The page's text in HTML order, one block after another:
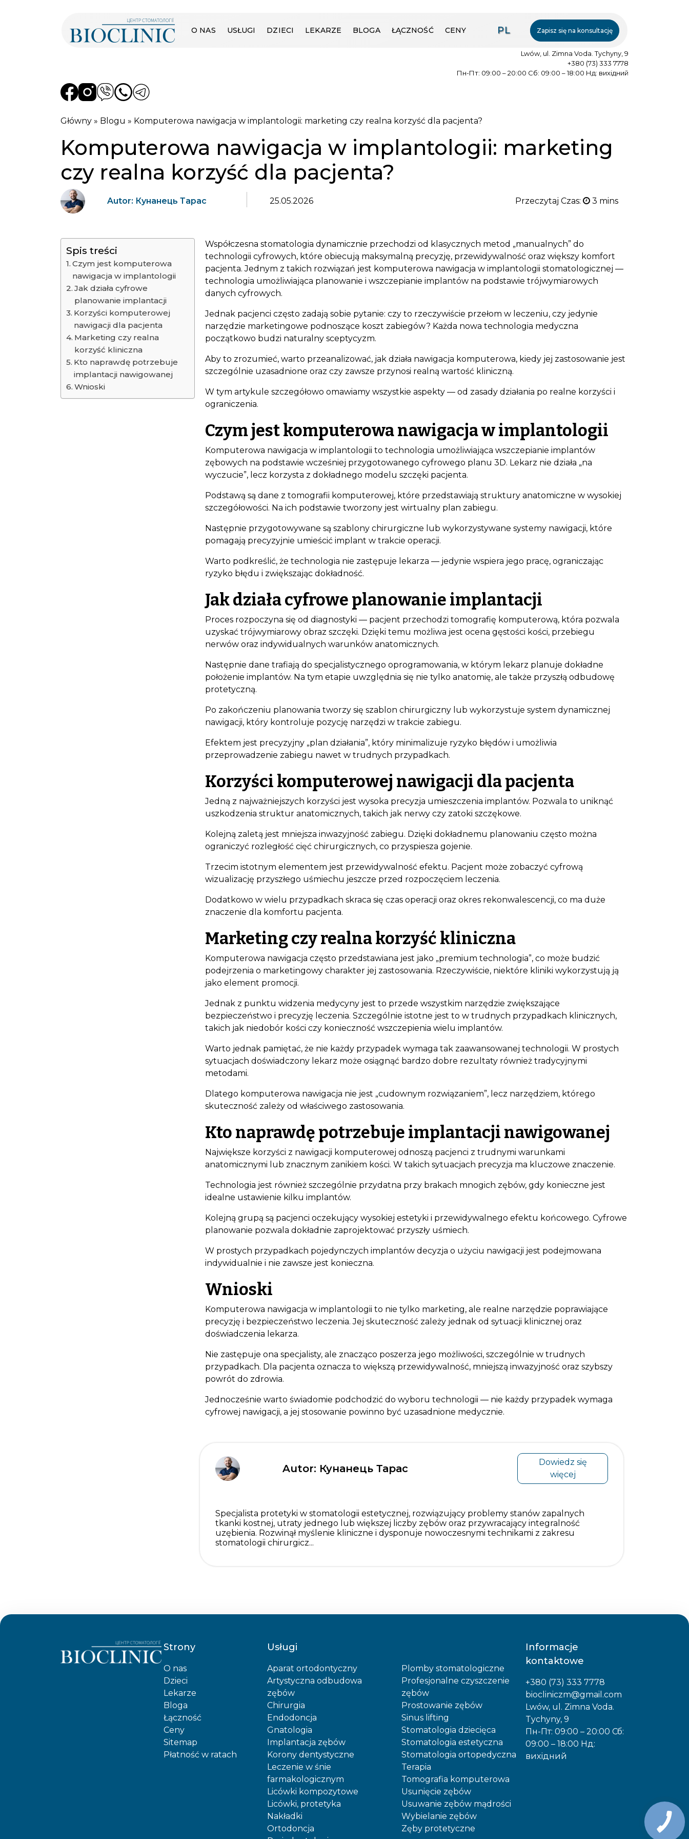
O NAS USŁUGI DZIECI LEKARZE BLOGA ŁĄCZNOŚĆ CENY PL Zapisz się na konsultację
Lwów, ul. Zimna Voda. Tychyny, 9
+380 (73) 333 7778
Пн-Пт: 09:00 – 20:00 Сб: 09:00 – 18:00 Нд: вихідний
Główny » Blogu » Komputerowa nawigacja w implantologii: marketing czy realna korzyść dla pacjenta?
Komputerowa nawigacja w implantologii: marketing
czy realna korzyść dla pacjenta?
Autor: Кунанець Тарас 25.05.2026 Przeczytaj Czas:
Spis treści
Czym jest komputerowa
nawigacja w implantologii
Jak działa cyfrowe
planowanie implantacji
Korzyści komputerowej
nawigacji dla pacjenta
Marketing czy realna
korzyść kliniczna
Kto naprawdę potrzebuje
implantacji nawigowanej
Wnioski
Współczesna stomatologia dynamicznie przechodzi od klasycznych metod „manualnych” do
technologii cyfrowych, które obiecują maksymalną precyzję, przewidywalność oraz większy komfort
pacjenta. Jednym z takich rozwiązań jest komputerowa nawigacja w implantologii stomatologicznej —
technologia umożliwiająca planowanie i wszczepianie implantów na podstawie trójwymiarowych
danych cyfrowych.
Jednak pacjenci często zadają sobie pytanie: czy to rzeczywiście przełom w leczeniu, czy jedynie
narzędzie marketingowe podnoszące koszt zabiegów? Każda nowa technologia medyczna
początkowo budzi naturalny sceptycyzm.
Aby to zrozumieć, warto przeanalizować, jak działa nawigacja komputerowa, kiedy jej zastosowanie jest
szczególnie uzasadnione oraz czy zawsze przynosi realną wartość kliniczną.
W tym artykule szczegółowo omawiamy wszystkie aspekty — od zasady działania po realne korzyści i
ograniczenia.
Czym jest komputerowa nawigacja w implantologii
Komputerowa nawigacja w implantologii to technologia umożliwiająca wszczepianie implantów
zębowych na podstawie wcześniej przygotowanego cyfrowego planu 3D. Lekarz nie działa „na
wyczucie”, lecz korzysta z dokładnego modelu szczęki pacjenta.
Podstawą są dane z tomografii komputerowej, które przedstawiają struktury anatomiczne w wysokiej
szczegółowości. Na ich podstawie tworzony jest wirtualny plan zabiegu.
Następnie przygotowywane są szablony chirurgiczne lub wykorzystywane systemy nawigacji, które
pomagają precyzyjnie umieścić implant w trakcie operacji.
Warto podkreślić, że technologia nie zastępuje lekarza — jedynie wspiera jego pracę, ograniczając
ryzyko błędu i zwiększając dokładność.
Jak działa cyfrowe planowanie implantacji
Proces rozpoczyna się od diagnostyki — pacjent przechodzi tomografię komputerową, która pozwala
uzyskać trójwymiarowy obraz szczęki. Dzięki temu możliwa jest ocena gęstości kości, przebiegu
nerwów oraz indywidualnych warunków anatomicznych.
Następnie dane trafiają do specjalistycznego oprogramowania, w którym lekarz planuje dokładne
położenie implantów. Na tym etapie uwzględnia się nie tylko anatomię, ale także przyszłą odbudowę
protetyczną.
Po zakończeniu planowania tworzy się szablon chirurgiczny lub wykorzystuje system dynamicznej
nawigacji, który kontroluje pozycję narzędzi w trakcie zabiegu.
Efektem jest precyzyjny „plan działania”, który minimalizuje ryzyko błędów i umożliwia
przeprowadzenie zabiegu nawet w trudnych przypadkach.
Korzyści komputerowej nawigacji dla pacjenta
Jedną z najważniejszych korzyści jest wysoka precyzja umieszczenia implantów. Pozwala to uniknąć
uszkodzenia struktur anatomicznych, takich jak nerwy czy zatoki szczękowe.
Kolejną zaletą jest mniejsza inwazyjność zabiegu. Dzięki dokładnemu planowaniu często można
ograniczyć rozległość cięć chirurgicznych, co przyspiesza gojenie.
Trzecim istotnym elementem jest przewidywalność efektu. Pacjent może zobaczyć cyfrową
wizualizację przyszłego uśmiechu jeszcze przed rozpoczęciem leczenia.
Dodatkowo w wielu przypadkach skraca się czas operacji oraz okres rekonwalescencji, co ma duże
znaczenie dla komfortu pacjenta.
Marketing czy realna korzyść kliniczna
Komputerowa nawigacja często przedstawiana jest jako „premium technologia”, co może budzić
podejrzenia o marketingowy charakter jej zastosowania. Rzeczywiście, niektóre kliniki wykorzystują ją
jako element promocji.
Jednak z punktu widzenia medycyny jest to przede wszystkim narzędzie zwiększające
bezpieczeństwo i precyzję leczenia. Szczególnie istotne jest to w trudnych przypadkach klinicznych,
takich jak niedobór kości czy konieczność wszczepienia wielu implantów.
Warto jednak pamiętać, że nie każdy przypadek wymaga tak zaawansowanej technologii. W prostych
sytuacjach doświadczony lekarz może osiągnąć bardzo dobre rezultaty również tradycyjnymi
metodami.
Dlatego komputerowa nawigacja nie jest „cudownym rozwiązaniem”, lecz narzędziem, którego
skuteczność zależy od właściwego zastosowania.
Kto naprawdę potrzebuje implantacji nawigowanej
Największe korzyści z nawigacji komputerowej odnoszą pacjenci z trudnymi warunkami
anatomicznymi lub znacznym zanikiem kości. W takich sytuacjach precyzja ma kluczowe znaczenie.
Technologia jest również szczególnie przydatna przy brakach mnogich zębów, gdy konieczne jest
idealne ustawienie kilku implantów.
Kolejną grupą są pacjenci oczekujący wysokiej estetyki i przewidywalnego efektu końcowego. Cyfrowe
planowanie pozwala dokładnie zaprojektować przyszły uśmiech.
W prostych przypadkach pojedynczych implantów decyzja o użyciu nawigacji jest podejmowana
indywidualnie i nie zawsze jest konieczna.
Wnioski
Komputerowa nawigacja w implantologii to nie tylko marketing, ale realne narzędzie poprawiające
precyzję i bezpieczeństwo leczenia. Jej skuteczność zależy jednak od sytuacji klinicznej oraz
doświadczenia lekarza.
Nie zastępuje ona specjalisty, ale znacząco poszerza jego możliwości, szczególnie w trudnych
przypadkach. Dla pacjenta oznacza to większą przewidywalność, mniejszą inwazyjność oraz szybszy
powrót do zdrowia.
Jednocześnie warto świadomie podchodzić do wyboru technologii — nie każdy przypadek wymaga
cyfrowej nawigacji, a jej stosowanie powinno być uzasadnione medycznie.
Autor: Кунанець Тарас
Dowiedz się
więcej
Specjalista protetyki w stomatologii estetycznej, rozwiązujący problemy stanów zapalnych
tkanki kostnej, utraty jednego lub większej liczby zębów oraz przywracający integralność
uzębienia. Rozwinął myślenie kliniczne i dysponuje nowoczesnymi technikami z zakresu
stomatologii chirurgicz...
Strony
O nas
Dzieci
Lekarze
Bloga
Łączność
Ceny
Sitemap
Płatność w ratach
Usługi
Aparat ortodontyczny
Artystyczna odbudowa
zębów
Chirurgia
Endodoncja
Gnatologia
Implantacja zębów
Korony dentystyczne
Leczenie w śnie
farmakologicznym
Licówki kompozytowe
Licówki, protetyka
Nakładki
Ortodoncja
Plomby stomatologiczne
Profesjonalne czyszczenie
zębów
Prostowanie zębów
Sinus lifting
Stomatologia dziecięca
Stomatologia estetyczna
Stomatologia ortopedyczna
Terapia
Tomografia komputerowa
Usunięcie zębów
Usuwanie zębów mądrości
Wybielanie zębów
Zęby protetyczne
Informacje
kontaktowe
+380 (73) 333 7778
biocliniczm@gmail.com
Lwów, ul. Zimna Voda.
Tychyny, 9
Пн-Пт: 09:00 – 20:00 Сб:
09:00 – 18:00 Нд:
вихідний